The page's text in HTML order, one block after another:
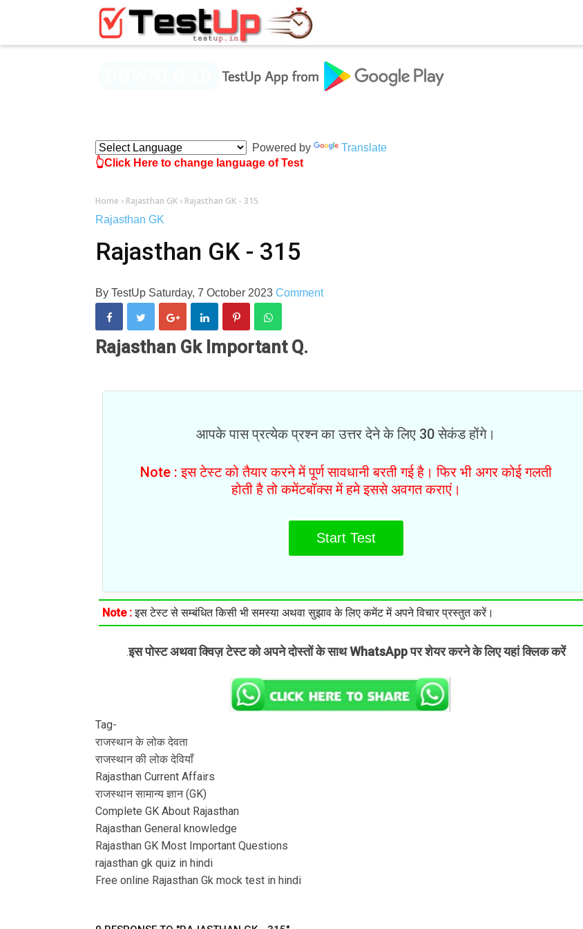
Powered by
Translate
👆Click Here to change language of Test
Home › Rajasthan GK › Rajasthan GK - 315
Rajasthan GK
Rajasthan GK - 315
By TestUp Saturday, 7 October 2023 Comment
Rajasthan Gk Important Q.
आपके पास प्रत्येक प्रश्न का उत्तर देने के लिए 30 सेकंड होंगे।
Note : इस टेस्ट को तैयार करने में पूर्ण सावधानी बरती गई है। फिर भी अगर कोई गलती
होती है तो कमेंटबॉक्स में हमे इससे अवगत कराएं।
Start Test
Note :इस टेस्ट से सम्बंधित किसी भी समस्या अथवा सुझाव के लिए कमेंट में अपने विचार प्रस्तुत करें।
.इस पोस्ट अथवा क्विज़ टेस्ट को अपने दोस्तों के साथ WhatsApp पर शेयर करने के लिए यहां क्लिक करें
Tag-
राजस्थान के लोक देवता
राजस्थान की लोक देवियाँ
Rajasthan Current Affairs
राजस्थान सामान्य ज्ञान (GK)
Complete GK About Rajasthan
Rajasthan General knowledge
Rajasthan GK Most Important Questions
rajasthan gk quiz in hindi
Free online Rajasthan Gk mock test in hindi